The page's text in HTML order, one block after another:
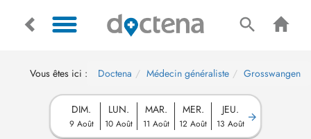
Vous êtes ici : Doctena Médecin généraliste Grosswangen
DIM.
9 Août
LUN.
10 Août
MAR.
11 Août
MER.
12 Août
JEU.
13 Août